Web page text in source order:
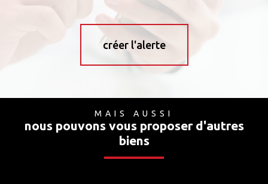
créer l'alerte
MAIS AUSSI
nous pouvons vous proposer d'autres
biens